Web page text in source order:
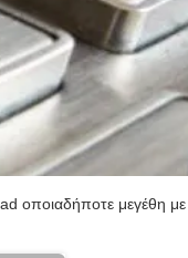
οποιαδήποτε μεγέθη με